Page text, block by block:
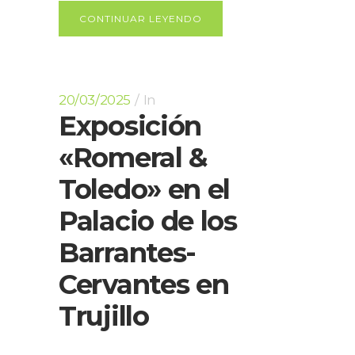
CONTINUAR LEYENDO
20/03/2025 In
Exposición
«Romeral &
Toledo» en el
Palacio de los
Barrantes-
Cervantes en
Trujillo